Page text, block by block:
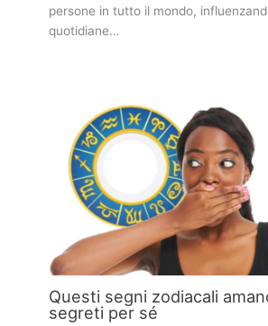
persone in tutto il mondo,
quotidiane…
Questi segni zodiacali
segreti per sé